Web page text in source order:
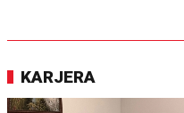
KARJERA